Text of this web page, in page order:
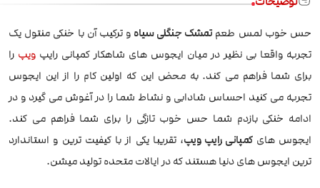
حس خوب لمس طعمتمشک جنگلی سیاه و ترکیب آن با خنکی منتول یک
تجربه واقعا بی نظیر در میان ایجوس های شاهکار کمپانی رایپ ویپ را
برای شما فراهم می کند. به محض این که اولین کام را از این ایجوس
تجربه می کنید احساس شادابی و نشاط شما را در آغوش می گیرد و در
ادامه خنکی بازدم شما حس خوب تازگی را برای شما فراهم می کند.
ایجوس هایکمپانی رایپ ویپ، تقریبا یکی از با کیفیت ترین و استاندارد
ترین ایجوس های دنیا هستند که در ایالات متحده تولید میشن.